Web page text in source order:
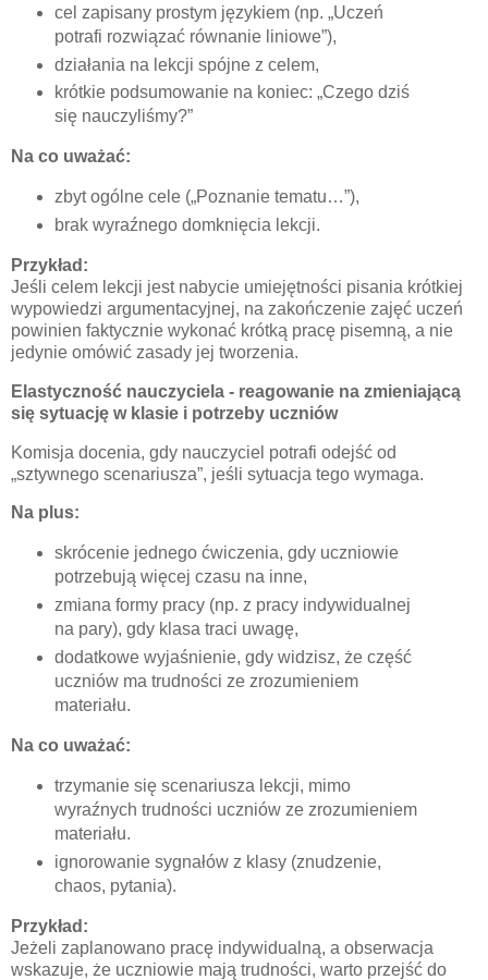
cel zapisany prostym językiem (np. „Uczeń
potrafi rozwiązać równanie liniowe”),
działania na lekcji spójne z celem,
krótkie podsumowanie na koniec: „Czego dziś
się nauczyliśmy?”
Na co uważać:
zbyt ogólne cele („Poznanie tematu…”),
brak wyraźnego domknięcia lekcji.
Przykład:
Jeśli celem lekcji jest nabycie umiejętności pisania krótkiej
wypowiedzi argumentacyjnej, na zakończenie zajęć uczeń
powinien faktycznie wykonać krótką pracę pisemną, a nie
jedynie omówić zasady jej tworzenia.
Elastyczność nauczyciela - reagowanie na zmieniającą
się sytuację w klasie i potrzeby uczniów
Komisja docenia, gdy nauczyciel potrafi odejść od
„sztywnego scenariusza”, jeśli sytuacja tego wymaga.
Na plus:
skrócenie jednego ćwiczenia, gdy uczniowie
potrzebują więcej czasu na inne,
zmiana formy pracy (np. z pracy indywidualnej
na pary), gdy klasa traci uwagę,
dodatkowe wyjaśnienie, gdy widzisz, że część
uczniów ma trudności ze zrozumieniem
materiału.
Na co uważać:
trzymanie się scenariusza lekcji, mimo
wyraźnych trudności uczniów ze zrozumieniem
materiału.
ignorowanie sygnałów z klasy (znudzenie,
chaos, pytania).
Przykład:
Jeżeli zaplanowano pracę indywidualną, a obserwacja
wskazuje, że uczniowie mają trudności, warto przejść do